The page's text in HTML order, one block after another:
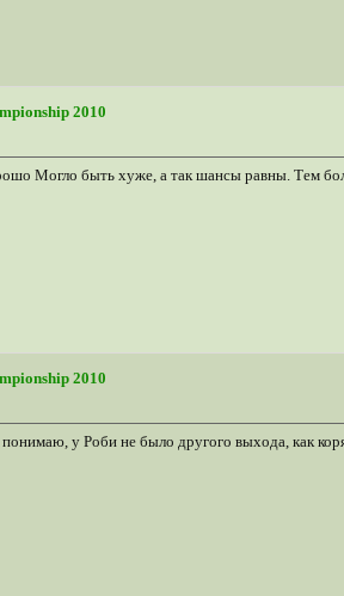
2010
Могло быть хуже, а так шансы равны. Тем
2010
у Роби не было другого выхода, как